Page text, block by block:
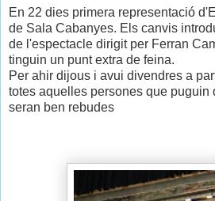
En 22 dies primera representació
de Sala Cabanyes. Els canvis
de l'espectacle dirigit per Ferran
tinguin un punt extra de feina.
Per ahir dijous i avui divendres a
totes aquelles persones que puguin
seran ben rebudes